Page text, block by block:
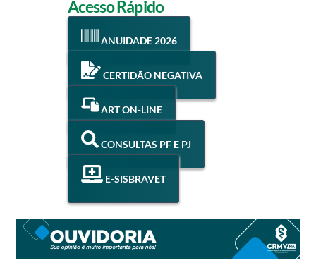
Acesso Rápido
ANUIDADE 2026
CERTIDÃO NEGATIVA
ART ON-LINE
CONSULTAS PF E PJ
E-SISBRAVET